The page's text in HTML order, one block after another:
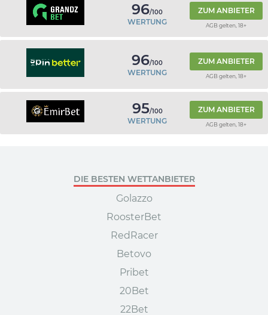
96/100
WERTUNG
ZUM ANBIETER
AGB gelten, 18+
96/100
WERTUNG
ZUM ANBIETER
AGB gelten, 18+
95/100
WERTUNG
ZUM ANBIETER
AGB gelten, 18+
DIE BESTEN WETTANBIETER
Golazzo
RoosterBet
RedRacer
Betovo
Pribet
20Bet
22Bet